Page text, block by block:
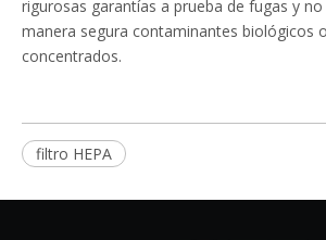
rigurosas garantías a prueba de fugas y
manera segura contaminantes biológicos
concentrados.
filtro HEPA